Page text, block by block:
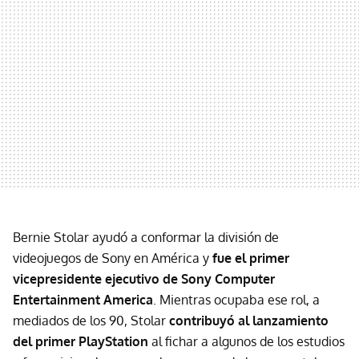
Bernie Stolar ayudó a conformar la división de
videojuegos de Sony en América y fue el primer
vicepresidente ejecutivo de Sony Computer
Entertainment America . Mientras ocupaba ese rol, a
mediados de los 90, Stolar contribuyó al lanzamiento
del primer PlayStation al fichar a algunos de los estudios